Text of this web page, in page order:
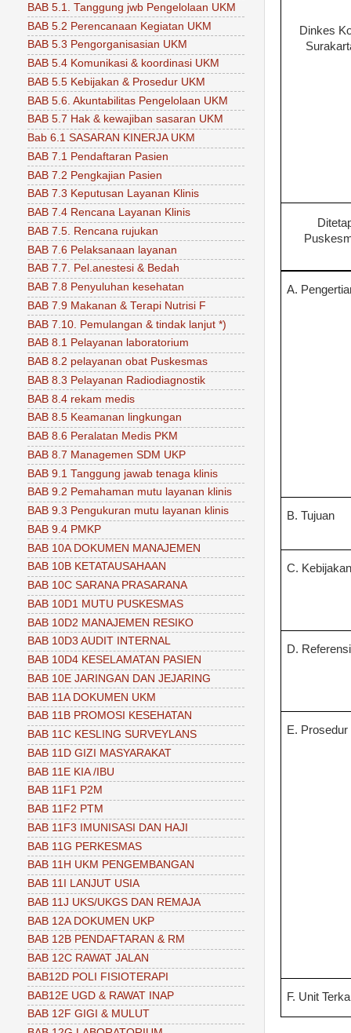
Dinkes
A.
B. Tujuan
C.
D. Referensi
E. Prosedur
F. Unit
BAB 5.1. Tanggung jwb Pengelolaan UKM
BAB 5.2 Perencanaan Kegiatan UKM
BAB 5.3 Pengorganisasian UKM
BAB 5.4 Komunikasi & koordinasi UKM
BAB 5.5 Kebijakan & Prosedur UKM
BAB 5.6. Akuntabilitas Pengelolaan UKM
BAB 5.7 Hak & kewajiban sasaran UKM
Bab 6.1 SASARAN KINERJA UKM
BAB 7.1 Pendaftaran Pasien
BAB 7.2 Pengkajian Pasien
BAB 7.3 Keputusan Layanan Klinis
BAB 7.4 Rencana Layanan Klinis
BAB 7.5. Rencana rujukan
BAB 7.6 Pelaksanaan layanan
BAB 7.7. Pel.anestesi & Bedah
BAB 7.8 Penyuluhan kesehatan
BAB 7.9 Makanan & Terapi Nutrisi F
BAB 7.10. Pemulangan & tindak lanjut *)
BAB 8.1 Pelayanan laboratorium
BAB 8.2 pelayanan obat Puskesmas
BAB 8.3 Pelayanan Radiodiagnostik
BAB 8.4 rekam medis
BAB 8.5 Keamanan lingkungan
BAB 8.6 Peralatan Medis PKM
BAB 8.7 Managemen SDM UKP
BAB 9.1 Tanggung jawab tenaga klinis
BAB 9.2 Pemahaman mutu layanan klinis
BAB 9.3 Pengukuran mutu layanan klinis
BAB 9.4 PMKP
BAB 10A DOKUMEN MANAJEMEN
BAB 10B KETATAUSAHAAN
BAB 10C SARANA PRASARANA
BAB 10D1 MUTU PUSKESMAS
BAB 10D2 MANAJEMEN RESIKO
BAB 10D3 AUDIT INTERNAL
BAB 10D4 KESELAMATAN PASIEN
BAB 10E JARINGAN DAN JEJARING
BAB 11A DOKUMEN UKM
BAB 11B PROMOSI KESEHATAN
BAB 11C KESLING SURVEYLANS
BAB 11D GIZI MASYARAKAT
BAB 11E KIA /IBU
BAB 11F1 P2M
BAB 11F2 PTM
BAB 11F3 IMUNISASI DAN HAJI
BAB 11G PERKESMAS
BAB 11H UKM PENGEMBANGAN
BAB 11I LANJUT USIA
BAB 11J UKS/UKGS DAN REMAJA
BAB 12A DOKUMEN UKP
BAB 12B PENDAFTARAN & RM
BAB 12C RAWAT JALAN
BAB12D POLI FISIOTERAPI
BAB12E UGD & RAWAT INAP
BAB 12F GIGI & MULUT